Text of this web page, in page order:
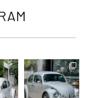
lart.br
Ago 6